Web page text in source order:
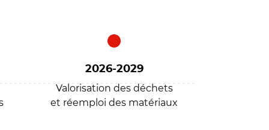
2026-2029
Valorisation des déchets
et réemploi des matériaux